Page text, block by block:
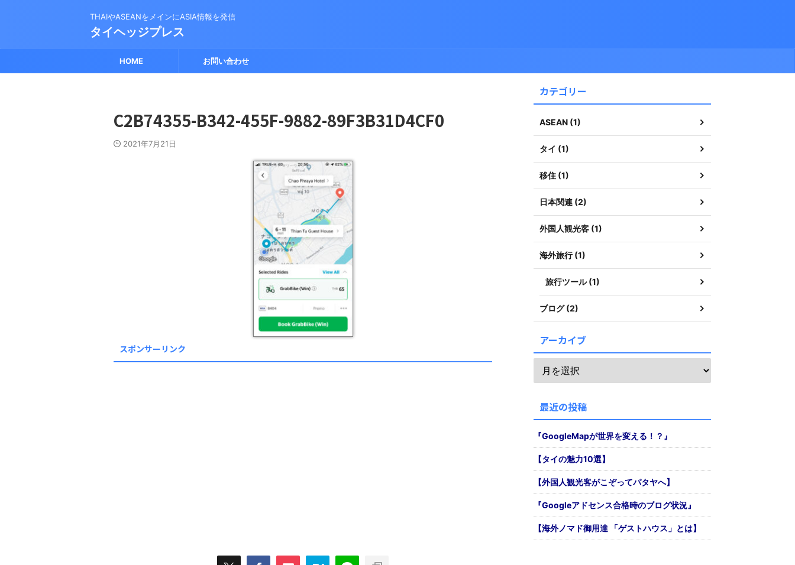
THAIやASEANをメインにASIA情報を発信
タイヘッジプレス
HOME お問い合わせ
C2B74355-B342-455F-9882-89F3B31D4CF0
2021年7月21日
スポンサーリンク
カテゴリー
ASEAN (1)
タイ (1)
移住 (1)
日本関連 (2)
外国人観光客 (1)
海外旅行 (1)
旅行ツール (1)
ブログ (2)
アーカイブ
最近の投稿
『GoogleMapが世界を変える！？』
【タイの魅力10選】
【外国人観光客がこぞってパタヤへ】
『Googleアドセンス合格時のブログ状況』
【海外ノマド御用達 「ゲストハウス」とは】